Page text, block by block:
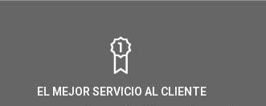
EL MEJOR SERVICIO AL CLIENTE